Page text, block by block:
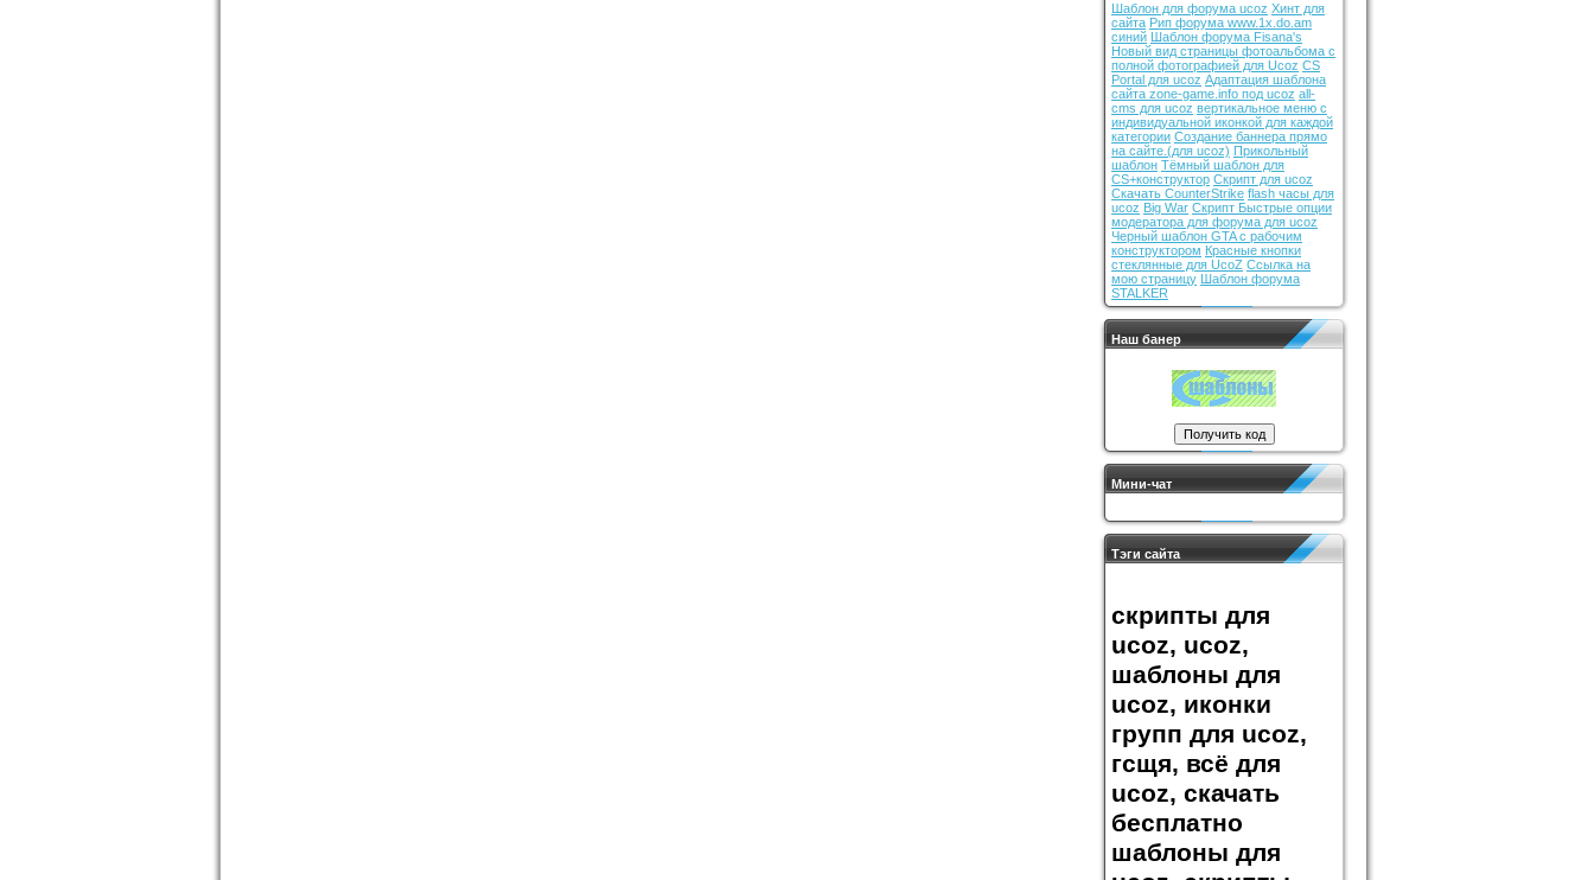
Шаблон для форума ucoz Хинт для
сайта Рип форума www.1x.do.am
синий Шаблон форума Fisana's
Новый вид страницы фотоальбома с
полной фотографией для Ucoz CS
Portal для ucoz Адаптация шаблона
сайта zone-game.info под ucoz all-
cms для ucoz вертикальное меню с
индивидуальной иконкой для каждой
категории Создание баннера прямо
на сайте.(для ucoz) Прикольный
шаблон Тёмный шаблон для
CS+конструктор Скрипт для ucoz
Скачать CounterStrike flash часы для
ucoz Big War Скрипт Быстрые опции
модератора для форума для ucoz
Черный шаблон GTA с рабочим
конструктором Красные кнопки
стеклянные для UcoZ Ссылка на
мою страницу Шаблон форума
STALKER
Наш банер
Мини-чат
Тэги сайта
скрипты для
ucoz, ucoz,
шаблоны для
ucoz, иконки
групп для ucoz,
гсщя, всё для
ucoz, скачать
бесплатно
шаблоны для